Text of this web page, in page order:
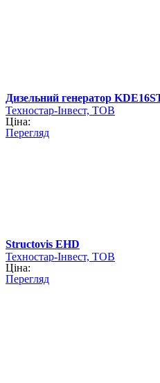
Дизельний генератор
Техностар-Інвест, ТОВ
Ціна:
Перегляд
Structovis ЕHD
Техностар-Інвест, ТОВ
Ціна:
Перегляд